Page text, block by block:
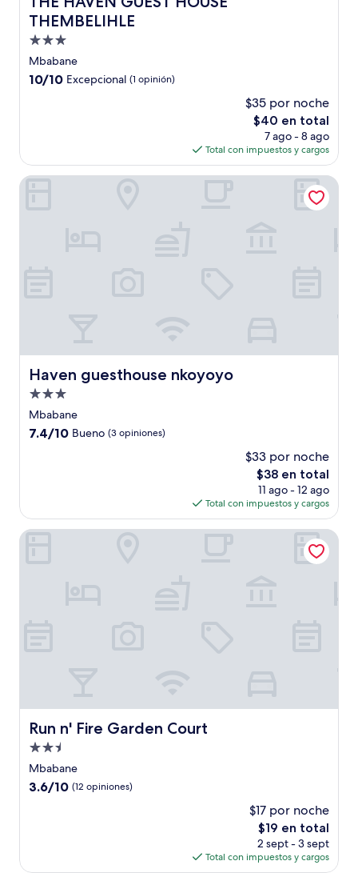
THEMBELIHLE
Propiedad
de
3.0
Mbabane
10.0
10/10 Excepcional (1 opinión)
$35 por noche
El
precio
actual
es
de
$40 en total
7 ago - 8 ago
Total con impuestos y cargos
Haven guesthouse nkoyoyo
Haven guesthouse nkoyoyo
Propiedad
de
3.0
Mbabane
7.4
7.4/10 Bueno (3 opiniones)
$33 por noche
El
precio
actual
es
de
$38 en total
11 ago - 12 ago
Total con impuestos y cargos
Haven guesthouse nkoyoyo
Run n' Fire Garden Court
Run n' Fire Garden Court
Propiedad
de
2.5
Mbabane
3.6
3.6/10 (12 opiniones)
$17 por noche
El
precio
actual
es
$19 en total
2 sept - 3 sept
Total con impuestos y cargos
Run n' Fire Garden Court